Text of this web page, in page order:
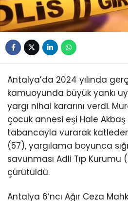
Antalya’da 2024 yılında
kamuoyunda büyük yankı
yargı nihai kararını verdi.
çocuk annesi eşi Hale Akbaş
tabancayla vurarak katleden
(57), yargılama boyunca
savunması Adli Tıp Kurumu
çürütüldü.
Antalya 6’ncı Ağır Ceza